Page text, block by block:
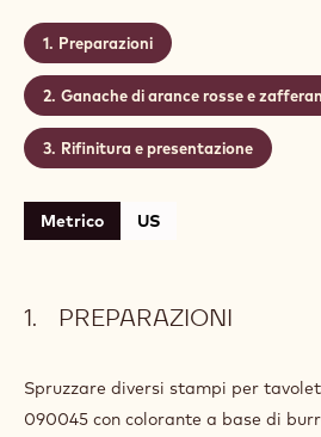
Preparazioni
Ganache di arance rosse e
Rifinitura e presentazione
Metrico US
PREPARAZIONI
Spruzzare diversi stampi per
090045 con colorante a base di